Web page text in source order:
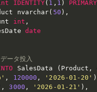
IDENTITY( 1 , 1 ) PRIMARY
nvarchar
( 50 ) ,
int ,
date
ータ投入
SalesData ( Product ,
, 120000 , '2026-01-20' )
, 3000 , '2026-01-21' ) ,